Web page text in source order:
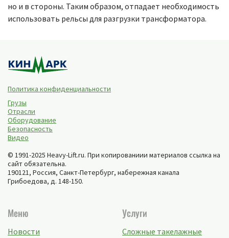
но и в стороны. Таким образом, отпадает необходимость
использовать рельсы для разгрузки трансформатора.
Политика конфиденциальности
Грузы
Отрасли
Оборудование
Безопасность
Видео
© 1991-2025 Heavy-Lift.ru. При копированиии материалов ссылка на
сайт обязательна.
190121, Россия, Санкт-Петербург, набережная канала
Грибоедова, д. 148-150.
Меню
Новости
Услуги
Сложные такелажные